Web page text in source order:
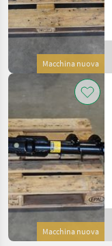
Macchina nuova
Macchina nuova